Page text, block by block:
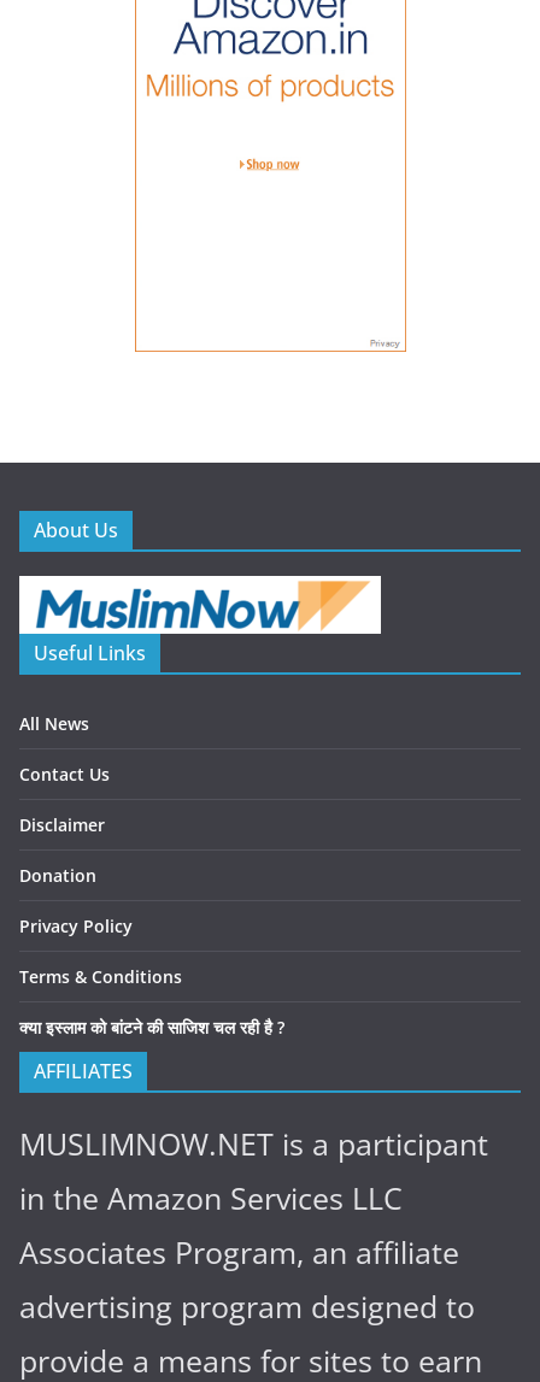
About Us
Useful Links
All News
Contact Us
Disclaimer
Donation
Privacy Policy
Terms & Conditions
क्या इस्लाम को बांटने की साजिश चल रही है ?
AFFILIATES
MUSLIMNOW.NET is a participant
in the Amazon Services LLC
Associates Program, an affiliate
advertising program designed to
provide a means for sites to earn